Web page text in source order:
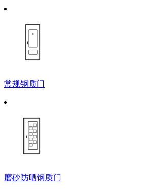
常规钢质门
磨砂防晒钢质门